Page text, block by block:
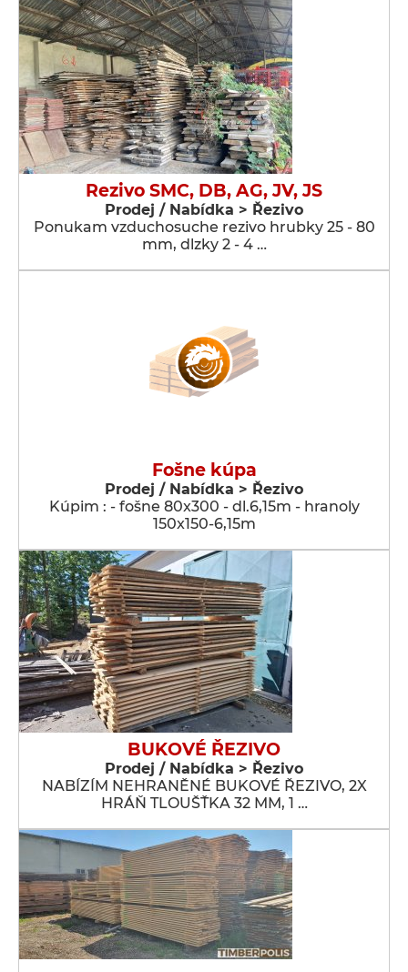
Rezivo SMC, DB, AG, JV, JS
Prodej / Nabídka > Řezivo
Ponukam vzduchosuche rezivo hrubky 25 - 80
mm, dlzky 2 - 4 …
Fošne kúpa
Prodej / Nabídka > Řezivo
Kúpim : - fošne 80x300 - dl.6,15m - hranoly
150x150-6,15m
BUKOVÉ ŘEZIVO
Prodej / Nabídka > Řezivo
NABÍZÍM NEHRANĚNÉ BUKOVÉ ŘEZIVO, 2X
HRÁŇ TLOUŠŤKA 32 MM, 1 …